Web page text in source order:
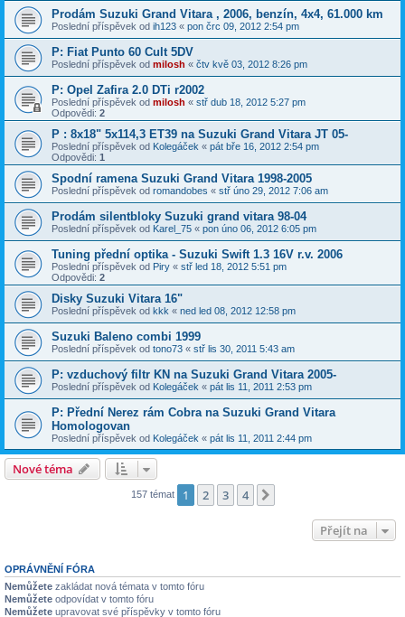
Prodám Suzuki Grand Vitara , 2006, benzín, 4x4, 61.000 km
Poslední příspěvek od ih123 « pon črc 09, 2012 2:54 pm
P: Fiat Punto 60 Cult 5DV
Poslední příspěvek od milosh « čtv kvě 03, 2012 8:26 pm
P: Opel Zafira 2.0 DTi r2002
Poslední příspěvek od milosh « stř dub 18, 2012 5:27 pm
Odpovědi: 2
P : 8x18" 5x114,3 ET39 na Suzuki Grand Vitara JT 05-
Poslední příspěvek od Kolegáček « pát bře 16, 2012 2:54 pm
Odpovědi: 1
Spodní ramena Suzuki Grand Vitara 1998-2005
Poslední příspěvek od romandobes « stř úno 29, 2012 7:06 am
Prodám silentbloky Suzuki grand vitara 98-04
Poslední příspěvek od Karel_75 « pon úno 06, 2012 6:05 pm
Tuning přední optika - Suzuki Swift 1.3 16V r.v. 2006
Poslední příspěvek od Piry « stř led 18, 2012 5:51 pm
Odpovědi: 2
Disky Suzuki Vitara 16"
Poslední příspěvek od kkk « ned led 08, 2012 12:58 pm
Suzuki Baleno combi 1999
Poslední příspěvek od tono73 « stř lis 30, 2011 5:43 am
P: vzduchový filtr KN na Suzuki Grand Vitara 2005-
Poslední příspěvek od Kolegáček « pát lis 11, 2011 2:53 pm
P: Přední Nerez rám Cobra na Suzuki Grand Vitara
Homologovan
Poslední příspěvek od Kolegáček « pát lis 11, 2011 2:44 pm
Nové téma
157 témat 1 2 3 4
Přejít na
OPRÁVNĚNÍ FÓRA
Nemůžete zakládat nová témata v tomto fóru
Nemůžete odpovídat v tomto fóru
Nemůžete upravovat své příspěvky v tomto fóru